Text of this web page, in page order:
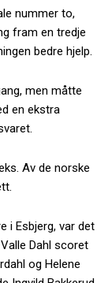
nummer to,
fram en tredje
bedre hjelp.
men måtte
en ekstra
Av de norske
i Esbjerg, var det
Dahl scoret
og Helene